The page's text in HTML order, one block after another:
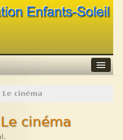
Le cinéma
cinéma